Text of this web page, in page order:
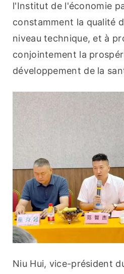
l'Institut de l'économie
constamment la qualité
niveau technique, et à
conjointement la
développement de la
Niu Hui, vice-président